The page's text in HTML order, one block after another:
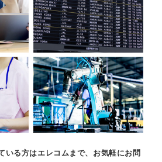
いる方はエレコムまで、お気軽にお問